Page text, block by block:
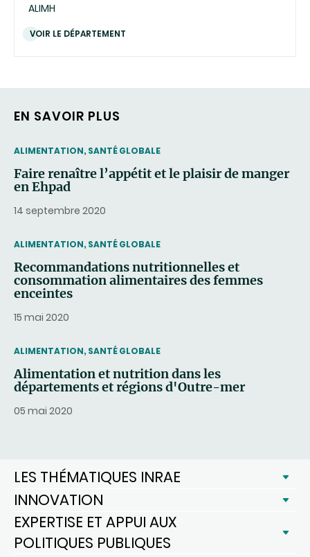
ALIMH
VOIR LE DÉPARTEMENT
EN SAVOIR PLUS
THEMATIC
ALIMENTATION, SANTÉ GLOBALE
Faire renaître l’appétit et le plaisir de manger
en Ehpad
14 septembre 2020
THEMATIC
ALIMENTATION, SANTÉ GLOBALE
Recommandations nutritionnelles et
consommation alimentaires des femmes
enceintes
15 mai 2020
THEMATIC
ALIMENTATION, SANTÉ GLOBALE
Alimentation et nutrition dans les
départements et régions d'Outre-mer
05 mai 2020
LES THÉMATIQUES INRAE
INNOVATION
EXPERTISE ET APPUI AUX
POLITIQUES PUBLIQUES